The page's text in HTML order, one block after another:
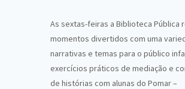
As sextas-feiras a Biblioteca Pública
momentos divertidos com uma
narrativas e temas para o público
exercícios práticos de mediação e
de histórias com alunas do Pomar –